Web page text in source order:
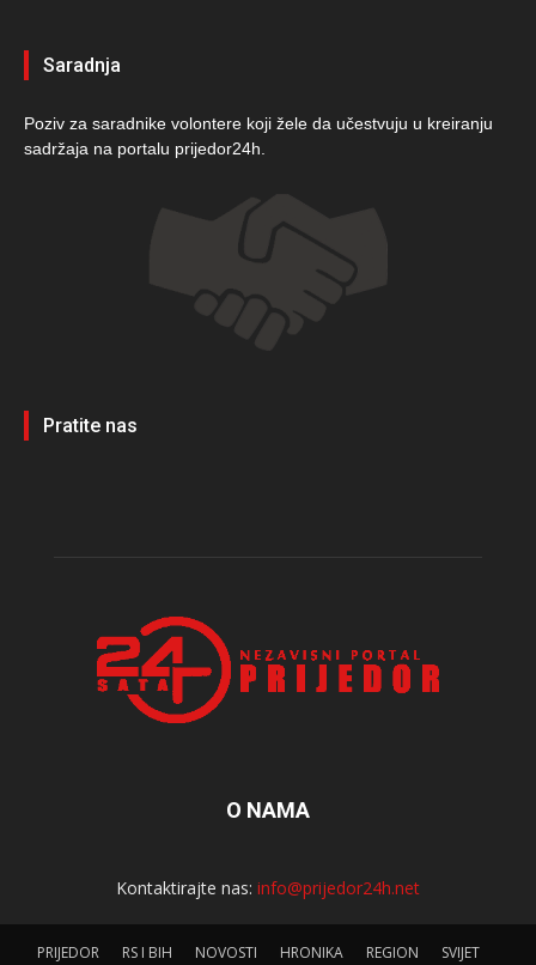
Saradnja
Poziv za saradnike volontere koji žele da učestvuju u kreiranju
sadržaja na portalu prijedor24h.
Pratite nas
O NAMA
Kontaktirajte nas: info@prijedor24h.net
PRIJEDOR RS I BIH NOVOSTI HRONIKA REGION SVIJET